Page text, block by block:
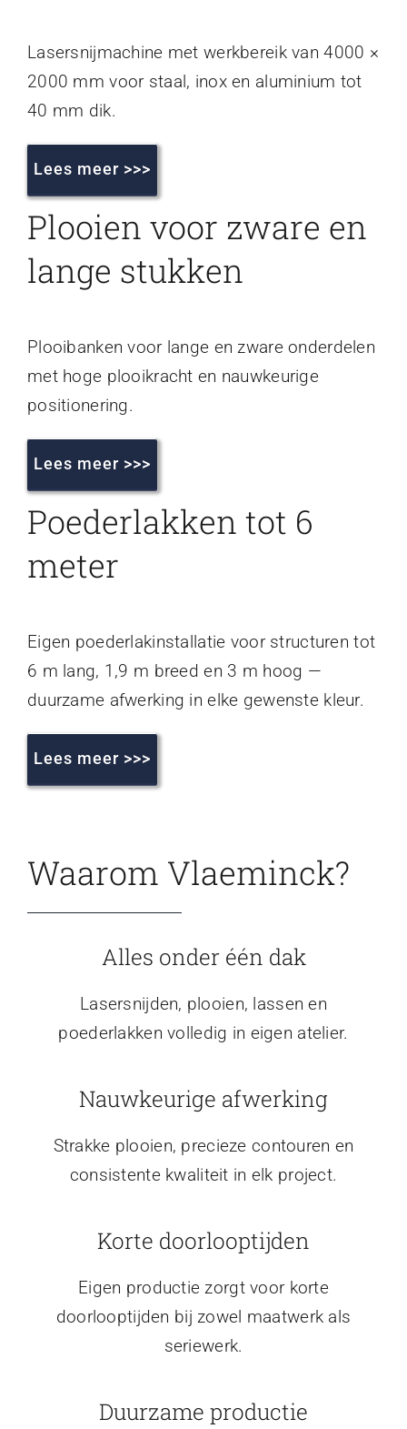
Lasersnijmachine met werkbereik van 4000 ×
2000 mm voor staal, inox en aluminium tot
40 mm dik.
Lees meer >>>
Plooien voor zware en
lange stukken
Plooibanken voor lange en zware onderdelen
met hoge plooikracht en nauwkeurige
positionering.
Lees meer >>>
Poederlakken tot 6
meter
Eigen poederlakinstallatie voor structuren tot
6 m lang, 1,9 m breed en 3 m hoog —
duurzame afwerking in elke gewenste kleur.
Lees meer >>>
Waarom Vlaeminck?
Alles onder één dak
Lasersnijden, plooien, lassen en
poederlakken volledig in eigen atelier.
Nauwkeurige afwerking
Strakke plooien, precieze contouren en
consistente kwaliteit in elk project.
Korte doorlooptijden
Eigen productie zorgt voor korte
doorlooptijden bij zowel maatwerk als
seriewerk.
Duurzame productie